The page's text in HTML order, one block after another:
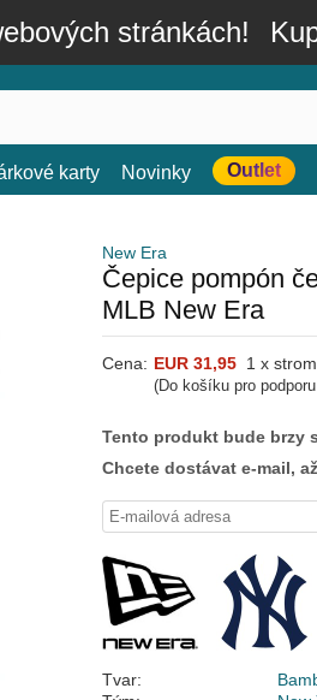
stránkách!
karty Novinky Outlet
New Era
Čepice pompón
MLB New Era
Cena: EUR 31,95 1 x strom
(Do košíku pro podporu
Tento produkt bude brzy
Chcete dostávat e-mail,
Tvar: